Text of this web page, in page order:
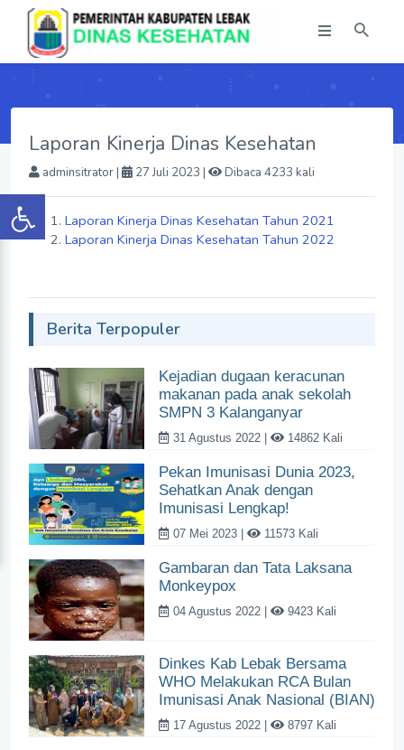
Laporan Kinerja Dinas Kesehatan
adminsitrator| 27 Juli 2023 | Dibaca 4233 kali
Laporan Kinerja Dinas Kesehatan Tahun 2021
Laporan Kinerja Dinas Kesehatan Tahun 2022
Berita Terpopuler
Kejadian dugaan keracunan
makanan pada anak sekolah
SMPN 3 Kalanganyar
31 Agustus 2022 | 14862 Kali
Pekan Imunisasi Dunia 2023,
Sehatkan Anak dengan
Imunisasi Lengkap!
07 Mei 2023 | 11573 Kali
Gambaran dan Tata Laksana
Monkeypox
04 Agustus 2022 | 9423 Kali
Dinkes Kab Lebak Bersama
WHO Melakukan RCA Bulan
Imunisasi Anak Nasional (BIAN)
17 Agustus 2022 | 8797 Kali